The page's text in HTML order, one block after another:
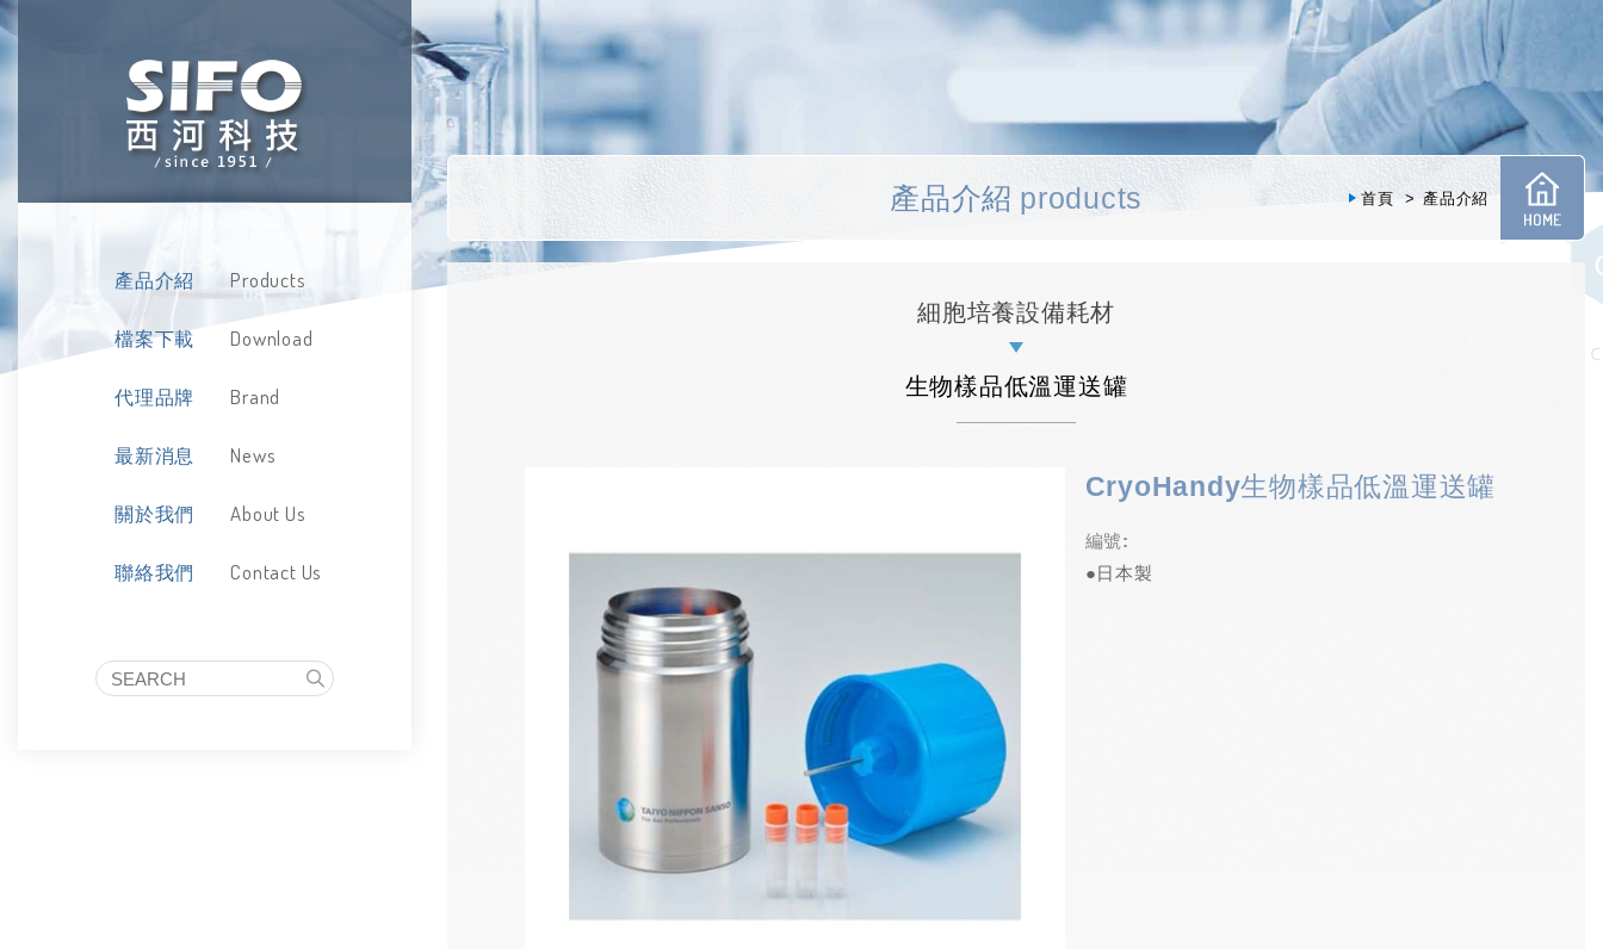
產品介紹 Products
檔案下載 Download
代理品牌 Brand
最新消息 News
關於我們 About Us
聯絡我們 Contact Us
首頁 產品介紹
產品介紹 products
細胞培養設備耗材
生物樣品低溫運送罐
CryoHandy生物樣品低溫運送罐
編號:
●日本製